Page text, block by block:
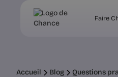
Faire
Accueil Blog Questions